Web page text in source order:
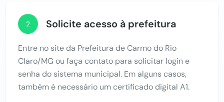
2 Solicite acesso à prefeitura
Entre no site da Prefeitura de Carmo do Rio
Claro/MG ou faça contato para solicitar login e
senha do sistema municipal. Em alguns casos,
também é necessário um certificado digital A1.